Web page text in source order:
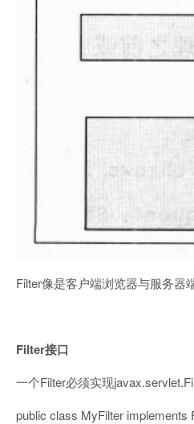
Filter像是客户端浏览器与服务器
Filter接口
一个Filter必须实现
public class MyFilter implements